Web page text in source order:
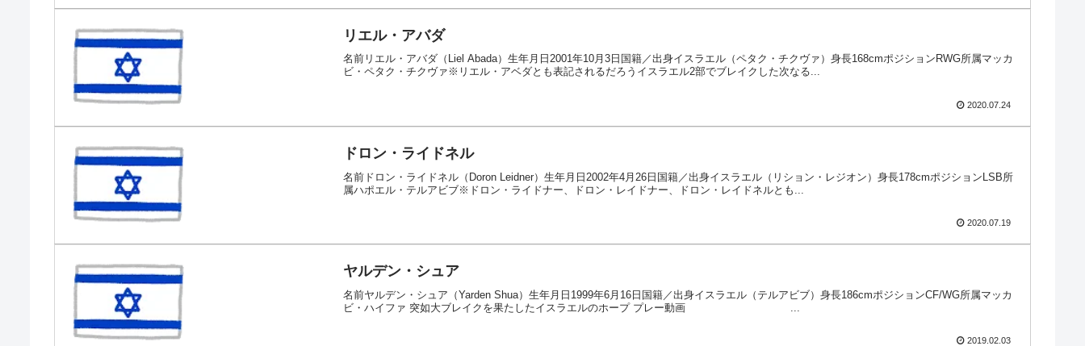
リエル・アバダ
名前リエル・アバダ（Liel Abada）生年月日2001年10月3日国籍／出身イスラエル（ペタク・チクヴァ）身長168cmポジションRWG所属マッカ
ビ・ペタク・チクヴァ※リエル・アベダとも表記されるだろうイスラエル2部でブレイクした次なる...
2020.07.24
ドロン・ライドネル
名前ドロン・ライドネル（Doron Leidner）生年月日2002年4月26日国籍／出身イスラエル（リション・レジオン）身長178cmポジションLSB所
属ハポエル・テルアビブ※ドロン・ライドナー、ドロン・レイドナー、ドロン・レイドネルとも...
2020.07.19
ヤルデン・シュア
名前ヤルデン・シュア（Yarden Shua）生年月日1999年6月16日国籍／出身イスラエル（テルアビブ）身長186cmポジションCF/WG所属マッカ
ビ・ハイファ 突如大ブレイクを果たしたイスラエルのホープ プレー動画 ...
2019.02.03